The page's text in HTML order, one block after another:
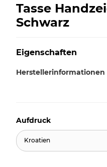
Tasse
Schwarz
Eigenschaften
Herstellerinformationen
Aufdruck
Kroatien